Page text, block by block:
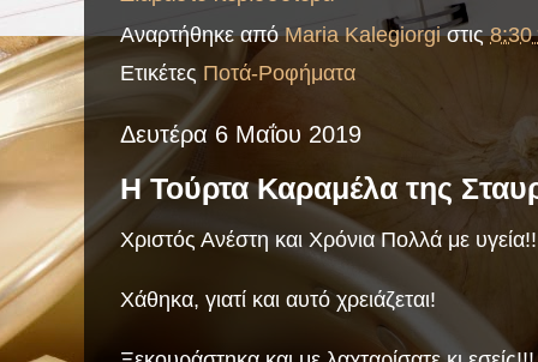
Αναρτήθηκε απόMaria Kalegiorgi στις8:30
Ετικέτες Ποτά-Ροφήματα
Δευτέρα 6 Μαΐου 2019
Η Τούρτα Καραμέλα της
Χριστός Ανέστη και Χρόνια Πολλά με
Χάθηκα, γιατί και αυτό χρειάζεται!